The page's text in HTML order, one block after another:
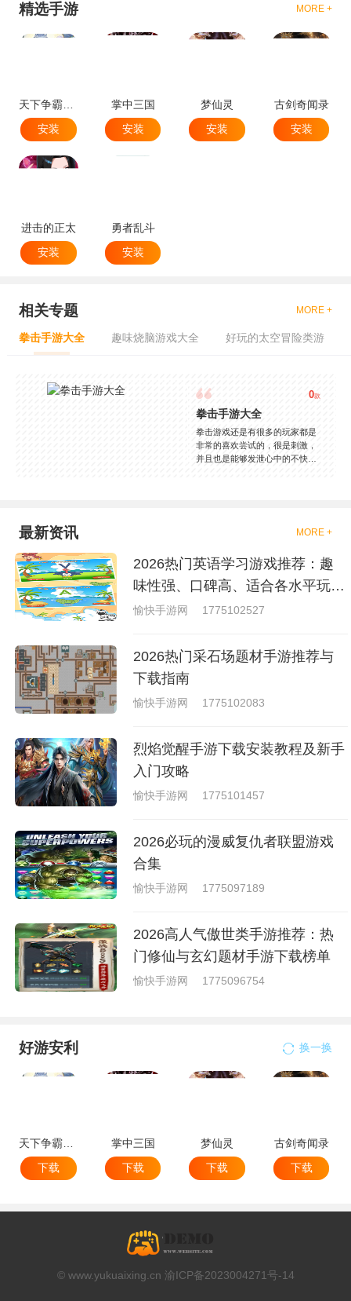
精选手游 MORE +
天下争霸三国志
安装
掌中三国
安装
梦仙灵
安装
古剑奇闻录
安装
进击的正太
安装
勇者乱斗
安装
相关专题 MORE +
拳击手游大全 趣味烧脑游戏大全 好玩的太空冒险类游
0款
拳击手游大全
拳击游戏还是有很多的玩家都是
非常的喜欢尝试的，很是刺激，
并且也是能够发泄心中的不快
够去进行体验的，我们也是能够
就是收集了一些有意思的拳击游
戏，相信你们一定会喜欢的。
最新资讯 MORE +
2026热门英语学习游戏推荐：趣
味性强、口碑高、适合各水平玩家
的英语游戏合集
愉快手游网 1775102527
2026热门采石场题材手游推荐与
下载指南
愉快手游网 1775102083
烈焰觉醒手游下载安装教程及新手
入门攻略
愉快手游网 1775101457
2026必玩的漫威复仇者联盟游戏
合集
愉快手游网 1775097189
2026高人气傲世类手游推荐：热
门修仙与玄幻题材手游下载榜单
愉快手游网 1775096754
好游安利 换一换
天下争霸三国志
下载
掌中三国
下载
梦仙灵
下载
古剑奇闻录
下载
© www.yukuaixing.cn 渝ICP备2023004271号-14